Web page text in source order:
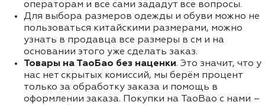
операторам и все сами зададут все вопросы.
Для выбора размеров одежды и обуви можно не
пользоваться китайскими размерами, можно
узнать в продавца все размеры в см и на
основании этого уже сделать заказ.
Товары на ТаоБао без наценки. Это значит, что у
нас нет скрытых комиссий, мы берём процент
только за обработку заказа и помощь в
оформлении заказа. Покупки на TaoBao с нами –